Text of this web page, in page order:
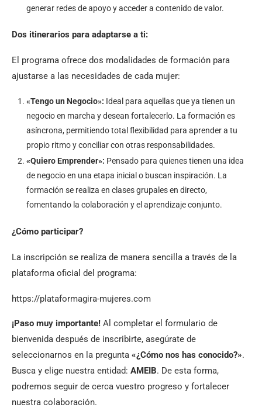
generar redes de apoyo y acceder a contenido de valor.
Dos itinerarios para adaptarse a ti:
El programa ofrece dos modalidades de formación para
ajustarse a las necesidades de cada mujer:
«Tengo un Negocio»: Ideal para aquellas que ya tienen un
negocio en marcha y desean fortalecerlo. La formación es
asíncrona, permitiendo total flexibilidad para aprender a tu
propio ritmo y conciliar con otras responsabilidades.
«Quiero Emprender»: Pensado para quienes tienen una idea
de negocio en una etapa inicial o buscan inspiración. La
formación se realiza en clases grupales en directo,
fomentando la colaboración y el aprendizaje conjunto.
¿Cómo participar?
La inscripción se realiza de manera sencilla a través de la
plataforma oficial del programa:
https://plataformagira-mujeres.com
¡Paso muy importante! Al completar el formulario de
bienvenida después de inscribirte, asegúrate de
seleccionarnos en la pregunta «¿Cómo nos has conocido?».
Busca y elige nuestra entidad: AMEIB. De esta forma,
podremos seguir de cerca vuestro progreso y fortalecer
nuestra colaboración.